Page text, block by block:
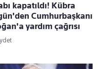
kapatıldı! Kübra
Cumhurbaşkanı
yardım çağrısı